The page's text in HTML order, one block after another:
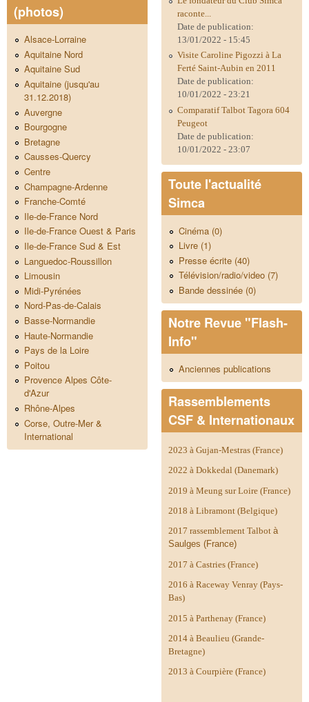
(photos)
Alsace-Lorraine
Aquitaine Nord
Aquitaine Sud
Aquitaine (jusqu'au
31.12.2018)
Auvergne
Bourgogne
Bretagne
Causses-Quercy
Centre
Champagne-Ardenne
Franche-Comté
Ile-de-France Nord
Ile-de-France Ouest & Paris
Ile-de-France Sud & Est
Languedoc-Roussillon
Limousin
Midi-Pyrénées
Nord-Pas-de-Calais
Basse-Normandie
Haute-Normandie
Pays de la Loire
Poitou
Provence Alpes Côte-
d'Azur
Rhône-Alpes
Corse, Outre-Mer &
International
raconte...
Date de publication:
13/01/2022 - 15:45
Visite Caroline Pigozzi à La
Ferté Saint-Aubin en 2011
Date de publication:
10/01/2022 - 23:21
Comparatif Talbot Tagora 604
Peugeot
Date de publication:
10/01/2022 - 23:07
Toute l'actualité
Simca
Cinéma (0)
Livre (1)
Presse écrite (40)
Télévision/radio/video (7)
Bande dessinée (0)
Notre Revue "Flash-
Info"
Anciennes publications
Rassemblements
CSF & Internationaux
2023 à Gujan-Mestras (France)
2022 à Dokkedal (Danemark)
2019 à Meung sur Loire (France)
2018 à Libramont (Belgique)
2017 rassemblement Talbot à
Saulges (France)
2017 à Castries (France)
2016 à Raceway Venray (Pays-
Bas)
2015 à Parthenay (France)
2014 à Beaulieu (Grande-
Bretagne)
2013 à Courpière (France)